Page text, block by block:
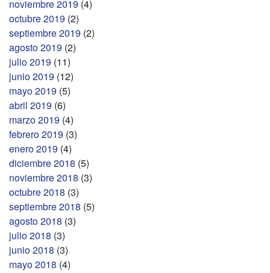
noviembre 2019 (4)
octubre 2019 (2)
septiembre 2019 (2)
agosto 2019 (2)
julio 2019 (11)
junio 2019 (12)
mayo 2019 (5)
abril 2019 (6)
marzo 2019 (4)
febrero 2019 (3)
enero 2019 (4)
diciembre 2018 (5)
noviembre 2018 (3)
octubre 2018 (3)
septiembre 2018 (5)
agosto 2018 (3)
julio 2018 (3)
junio 2018 (3)
mayo 2018 (4)